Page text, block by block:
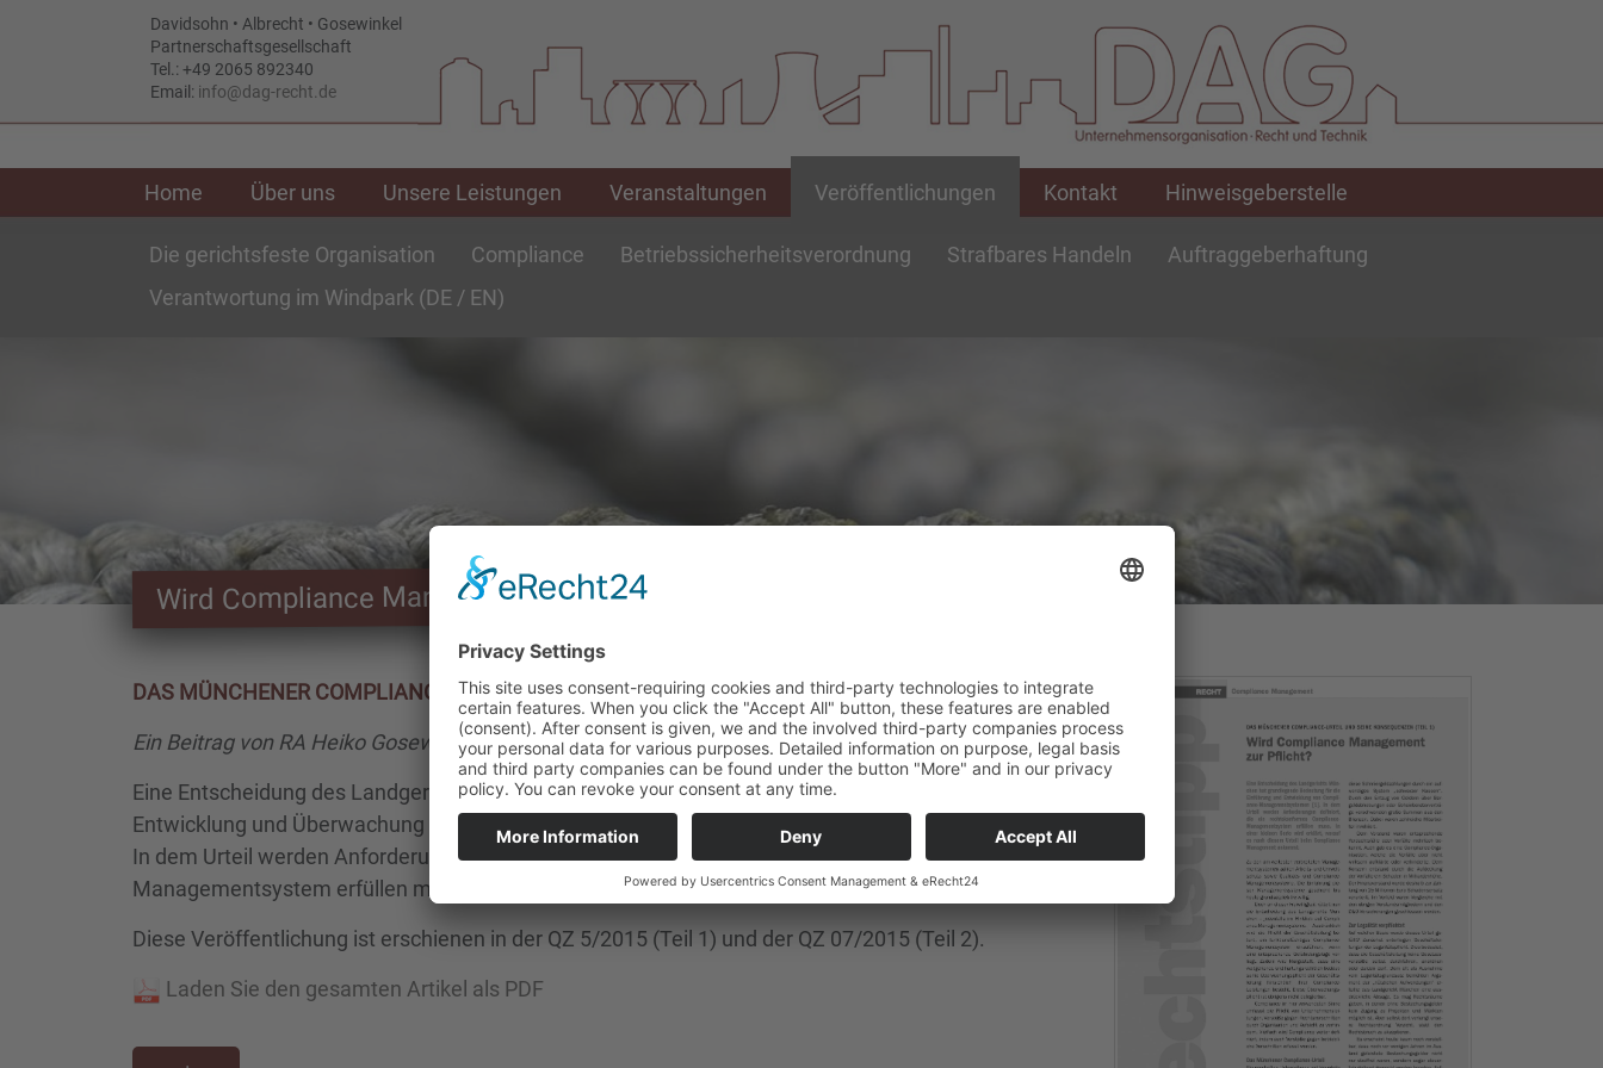
Davidsohn • Albrecht • Gosewinkel
Partnerschaftsgesellschaft
Tel.: +49 2065 892340
Email:
Home Über uns Unsere Leistungen Veranstaltungen Veröffentlichungen Kontakt Hinweisgeberstelle
Die gerichtsfeste Organisation Compliance Betriebssicherheitsverordnung Strafbares Handeln
Auftraggeberhaftung
Verantwortung im Windpark (DE / EN)
Wird Compliance Management zur Pflicht?
DAS MÜNCHENER COMPLIANCE-URTEIL UND SEINE KONSEQUENZEN
Ein Beitrag von RA Heiko Gosewinkel
Eine Entscheidung des Landgerichts München hat grundlegende Bedeutung für die Einführung,
Entwicklung und Überwachung von Compliance-Managementsystemen.
In dem Urteil werden Anforderungen definiert, die ein rechtskonformes Compliance-
Managementsystem erfüllen muss.
Diese Veröffentlichung ist erschienen in der QZ 5/2015 (Teil 1) und der QZ 07/2015 (Teil 2).
Laden Sie den gesamten Artikel als PDF